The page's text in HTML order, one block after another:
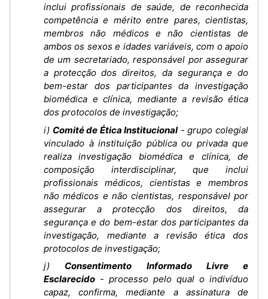
inclui profissionais de saúde, de reconhecida
competência e mérito entre pares, cientistas,
membros não médicos e não cientistas de
ambos os sexos e idades variáveis, com o apoio
de um secretariado, responsável por assegurar
a protecção dos direitos, da segurança e do
bem-estar dos participantes da investigação
biomédica e clínica, mediante a revisão ética
dos protocolos de investigação;
i) Comité de Ética Institucional- grupo colegial
vinculado à instituição pública ou privada que
realiza investigação biomédica e clínica, de
composição interdisciplinar, que inclui
profissionais médicos, cientistas e membros
não médicos e não cientistas, responsável por
assegurar a protecção dos direitos, da
segurança e do bem-estar dos participantes da
investigação, mediante a revisão ética dos
protocolos de investigação;
j) Consentimento Informado Livre e
Esclarecido - processo pelo qual o indivíduo
capaz, confirma, mediante a assinatura de